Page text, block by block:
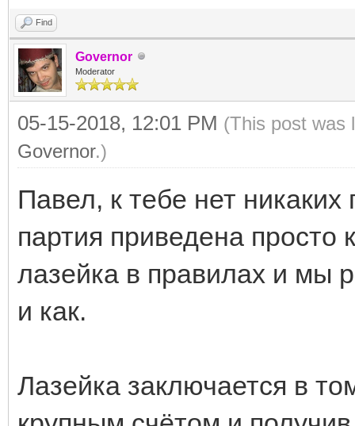
Find
Governor
Moderator
05-15-2018, 12:01 PM (This post was
Governor.)
Павел, к тебе нет
партия приведена
лазейка в правилах и мы
и как.
Лазейка заключается в